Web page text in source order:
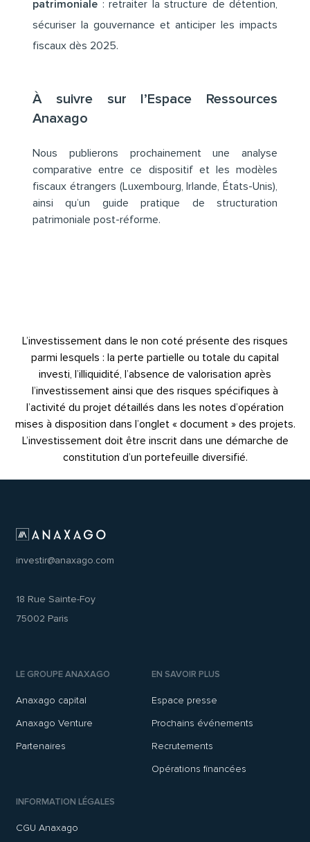
patrimoniale : retraiter la structure de détention,
sécuriser la gouvernance et anticiper les impacts
fiscaux dès 2025.
À suivre sur l’Espace Ressources
Anaxago
Nous publierons prochainement une analyse
comparative entre ce dispositif et les modèles
fiscaux étrangers (Luxembourg, Irlande, États-Unis),
ainsi qu’un guide pratique de structuration
patrimoniale post-réforme.
L’investissement dans le non coté présente des risques
parmi lesquels : la perte partielle ou totale du capital
investi, l’illiquidité, l’absence de valorisation après
l’investissement ainsi que des risques spécifiques à
l’activité du projet détaillés dans les notes d’opération
mises à disposition dans l’onglet « document » des projets.
L’investissement doit être inscrit dans une démarche de
constitution d’un portefeuille diversifié.
investir@anaxago.com
18 Rue Sainte-Foy
75002 Paris
LE GROUPE ANAXAGO
Anaxago capital
Anaxago Venture
Partenaires
EN SAVOIR PLUS
Espace presse
Prochains événements
Recrutements
Opérations financées
INFORMATION LÉGALES
CGU Anaxago